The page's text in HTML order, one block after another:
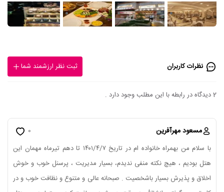
نظرات کاربران ثبت نظر ارزشمند شما
2 دیدگاه در رابطه با این مطلب وجود دارد .
مسعود مهرآفرین
با سلام من بهمراه خانواده ام در تاریخ ۱۴۰۱/۴/۷ تا دهم تیرماه مهمان این
هتل بودیم ، هیچ نکته منفی ندیدم، بسیار مدیریت ، پرسنل خوب و خوش
اخلاق و پذیرش بسیار باشخصیت . صبحانه عالی و متنوع و نظافت خوب و در
0